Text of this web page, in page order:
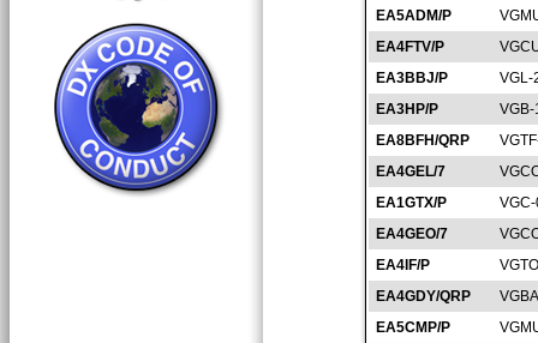
EA5ADM/P
EA4FTV/P
EA3BBJ/P
VGL-
EA3HP/P
EA8BFH/QRP
EA4GEL/7
EA1GTX/P
EA4GEO/7
EA4IF/P
EA4GDY/QRP
EA5CMP/P